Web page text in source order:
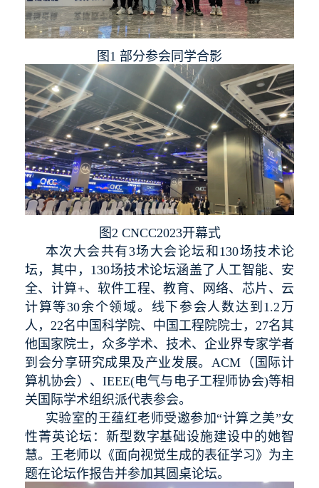
图1 部分参会同学合影
图2 CNCC2023开幕式
本次大会共有3场大会论坛和130场技术论
坛，其中，130场技术论坛涵盖了人工智能、安
全、计算+、软件工程、教育、网络、芯片、云
计算等30余个领域。线下参会人数达到1.2万
人，22名中国科学院、中国工程院院士，27名其
他国家院士，众多学术、技术、企业界专家学者
到会分享研究成果及产业发展。ACM（国 际计
算机协会）、IEEE(电气与电子工程师协会)等相
关国际学术组织派代表参会。
实验室的王蕴红老师受邀参加“计算之美”女
性菁英论坛：新型数字基础设施建设中的她智
慧。王老师以《面向视觉生成的表征学习》为主
题在论坛作报告并参加其圆桌论坛。